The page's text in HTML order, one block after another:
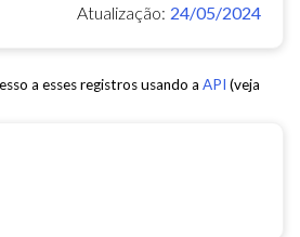
Atualização: 24/05/2024
a esses registros usando a API (veja